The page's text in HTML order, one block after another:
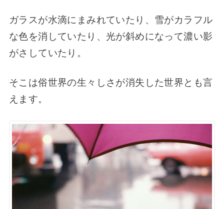
ガラスが水滴にまみれていたり、雪がカラフル
な色を消していたり、光が斜めになって濃い影
がさしていたり。
そこは俗世界の生々しさが消失した世界とも言
えます。